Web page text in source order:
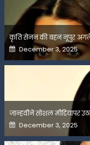
कृति सेनन की बहन नूपुर
Posted
on
December 3, 2025
जान्हवीने सोशल मीडियापर
Posted
on
December 3, 2025